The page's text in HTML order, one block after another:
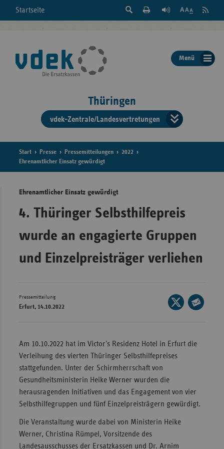
Startseite
Suche
der
Seite
Feed
Menü
Thüringen
vdek-Zentrale/Landesvertretungen
der
Start Presse Pressemitteilungen
2022
Ehrenamtlicher Einsatz gewürdigt
Ehrenamtlicher Einsatz gewürdigt
4. Thüringer Selbsthilfepreis
wurde an engagierte Gruppen
und Einzelpreisträger verliehen
Pressemitteilung
Erfurt, 14.10.2022
Seite
auf
Am 10.10.2022 hat im Victor's Residenz Hotel in Erfurt die
Verleihung des vierten Thüringer Selbsthilfepreises
stattgefunden. Unter der Schirmherrschaft von
Gesundheitsministerin Heike Werner wurden die
herausragenden Initiativen und das Engagement von vier
Selbsthilfegruppen und fünf Einzelpreisträgern gewürdigt.
Die Veranstaltung wurde dabei von Ministerin Heike
Werner, Christina Rümpel, Vorsitzende des
Landesausschusses der Ersatzkassen und Dr. Arnim